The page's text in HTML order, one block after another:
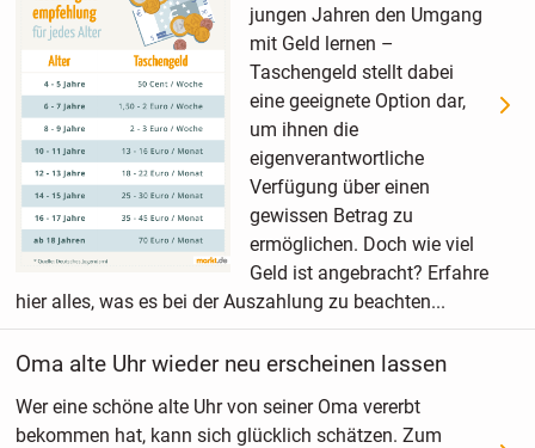
jungen Jahren den Umgang
mit Geld lernen –
Taschengeld stellt dabei
eine geeignete Option dar,
um ihnen die
eigenverantwortliche
Verfügung über einen
gewissen Betrag zu
ermöglichen. Doch wie viel
Geld ist angebracht? Erfahre
hier alles, was es bei der Auszahlung zu beachten...
Oma alte Uhr wieder neu erscheinen lassen
Wer eine schöne alte Uhr von seiner Oma vererbt
bekommen hat, kann sich glücklich schätzen. Zum